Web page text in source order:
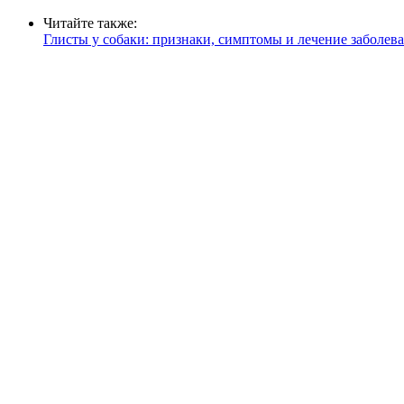
Читайте также:
Глисты у собаки: признаки, симптомы и лечение